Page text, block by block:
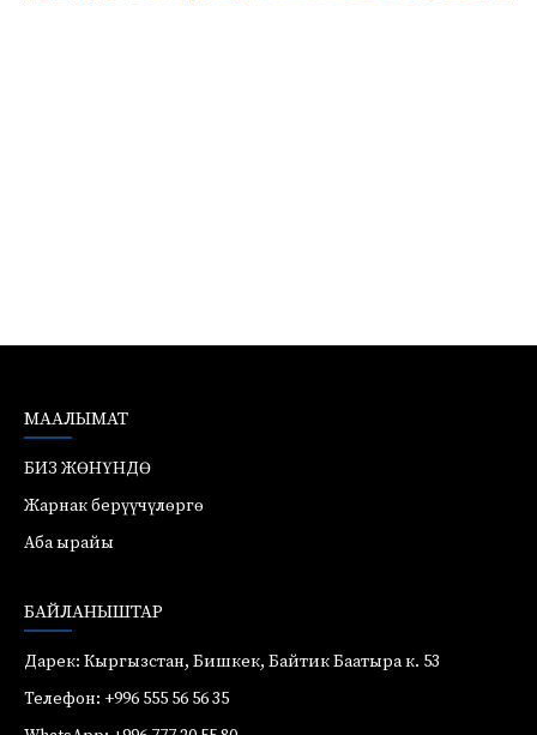
МААЛЫМАТ
БИЗ ЖӨНҮНДӨ
Жарнак берүүчүлөргө
Аба ырайы
БАЙЛАНЫШТАР
Дарек: Кыргызстан, Бишкек, Байтик Баатыра к. 53
Телефон: +996 555 56 56 35